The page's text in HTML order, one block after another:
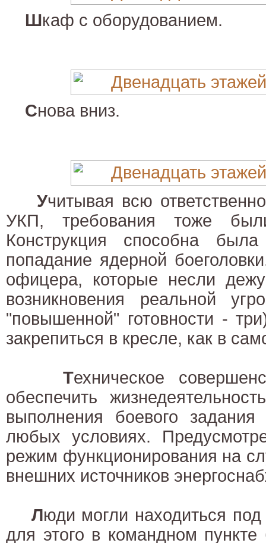
Шкаф с оборудованием.
Снова вниз.
Учитывая всю
УКП, требования тоже
Конструкция способна
попадание ядерной
офицера, которые несли
возникновения реальной
"повышенной" готовности -
закрепиться в кресле, как в
Техническое
обеспечить
выполнения боевого
любых условиях.
режим функционирования на
внешних источников
Люди могли находиться
для этого в командном